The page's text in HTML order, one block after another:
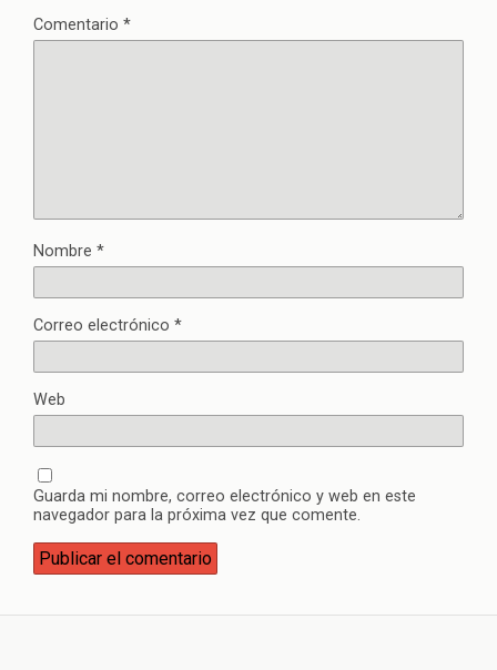
Comentario *
Nombre *
Correo electrónico *
Web
Guarda mi nombre, correo electrónico y web en este
navegador para la próxima vez que comente.